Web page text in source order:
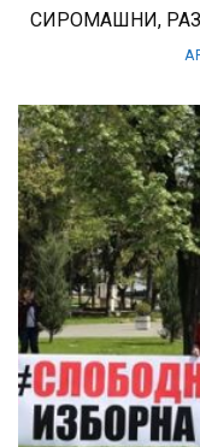
СИРОМАШНИ,